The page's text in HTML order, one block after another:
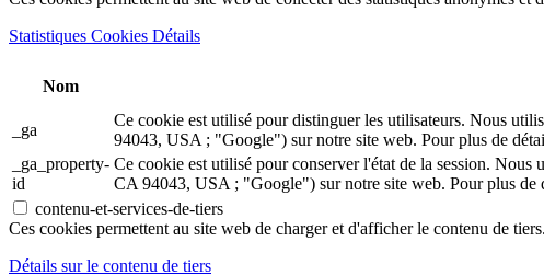
Statistiques Cookies Détails
Nom
_ga
Ce cookie est utilisé pour distinguer les utilisateurs. Nous
94043, USA ; "Google") sur notre site web. Pour plus de
_ga_property-
id
Ce cookie est utilisé pour conserver l'état de la session.
CA 94043, USA ; "Google") sur notre site web. Pour plus de
contenu-et-services-de-tiers
Ces cookies permettent au site web de charger et d'afficher le contenu de
Détails sur le contenu de tiers